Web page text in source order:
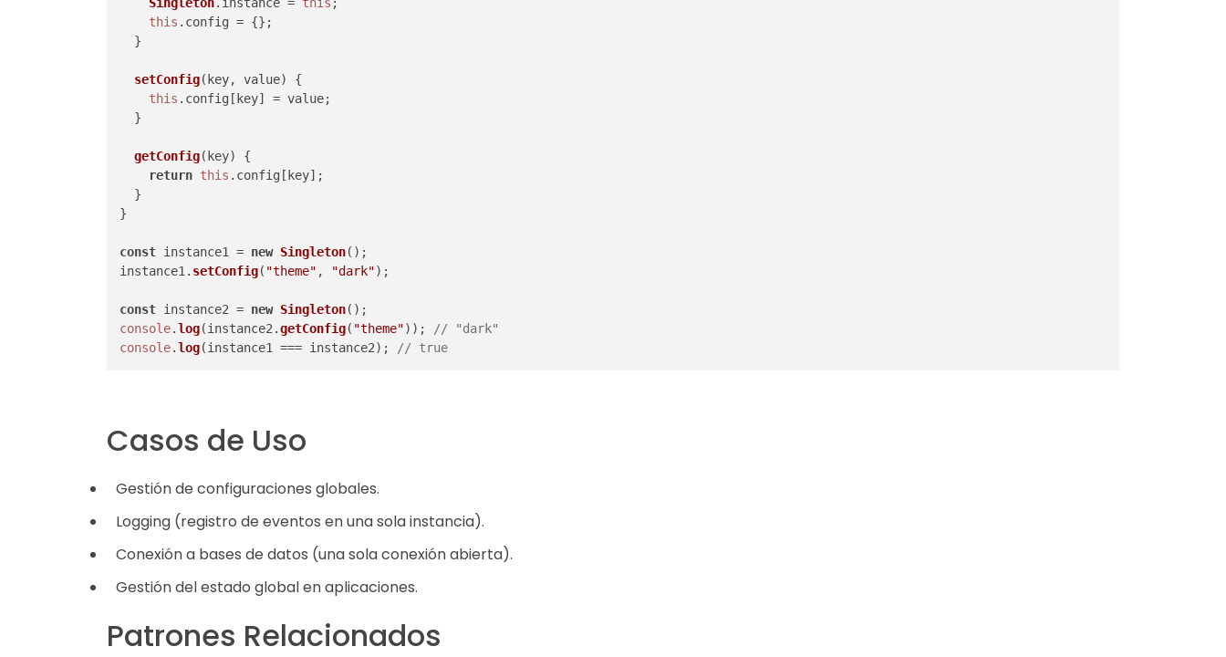
this . config = {};
  }
setConfig( key, value) {
this . config [key] = value;
  }
getConfig( key) {
return this . config [key];
  }
}
const instance1 = new Singleton();
instance1. setConfig( "theme" , "dark");
const instance2 = new Singleton
console.log(instance2.getConfig( "theme"));
// "dark"
console.log(instance1 === instance2); // true
Casos de Uso
Gestión de configuraciones globales.
Logging (registro de eventos en una sola instancia).
Conexión a bases de datos (una sola conexión abierta).
Gestión del estado global en aplicaciones.
Patrones Relacionados